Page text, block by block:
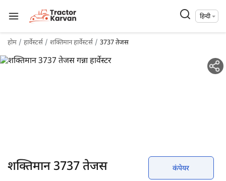
हिन्दी
होम हार्वेस्टर्स शक्तिमान हार्वेस्टर्स 3737 तेजस
शक्तिमान 3737 तेजस कंपेयर